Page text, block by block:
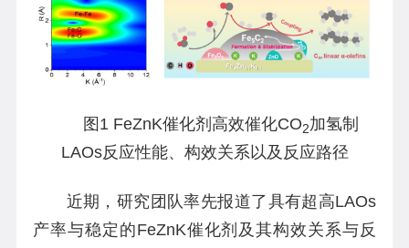
图1 FeZnK催化剂高效催化CO2加氢制
LAOs反应性能、构效关系以及反应路径
近期，研究团队率先报道了具有超高LAOs
产率与稳定的FeZnK催化剂及其构效关系与反